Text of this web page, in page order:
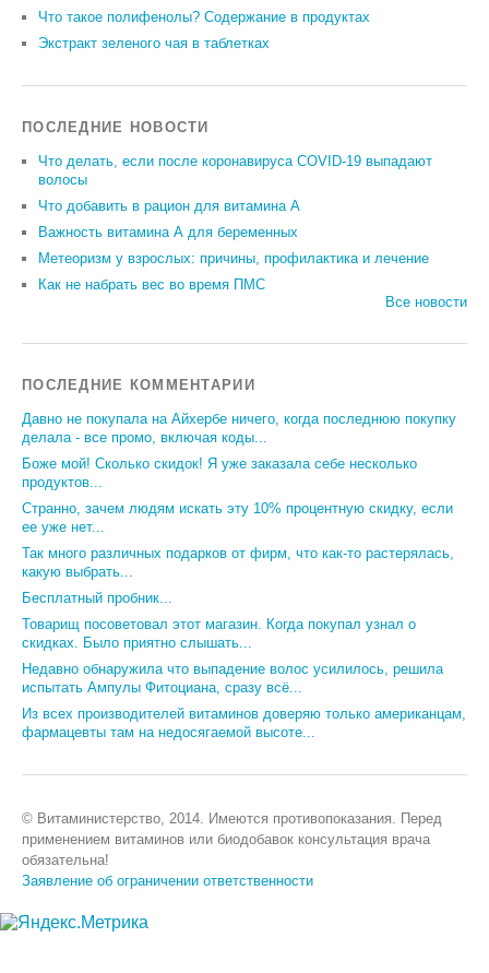
Что такое полифенолы? Содержание в продуктах
Экстракт зеленого чая в таблетках
ПОСЛЕДНИЕ НОВОСТИ
Что делать, если после коронавируса COVID-19 выпадают
волосы
Что добавить в рацион для витамина А
Важность витамина А для беременных
Метеоризм у взрослых: причины, профилактика и лечение
Как не набрать вес во время ПМС
Все новости
ПОСЛЕДНИЕ КОММЕНТАРИИ
Давно не покупала на Айхербе ничего, когда последнюю покупку
делала - все промо, включая коды...
Боже мой! Сколько скидок! Я уже заказала себе несколько
продуктов...
Странно, зачем людям искать эту 10% процентную скидку, если
ее уже нет...
Так много различных подарков от фирм, что как-то растерялась,
какую выбрать...
Бесплатный пробник...
Товарищ посоветовал этот магазин. Когда покупал узнал о
скидках. Было приятно слышать...
Недавно обнаружила что выпадение волос усилилось, решила
испытать Ампулы Фитоциана, сразу всё...
Из всех производителей витаминов доверяю только американцам,
фармацевты там на недосягаемой высоте...
© Витаминистерство, 2014. Имеются противопоказания. Перед
применением витаминов или биодобавок консультация врача
обязательна!
Заявление об ограничении ответственности